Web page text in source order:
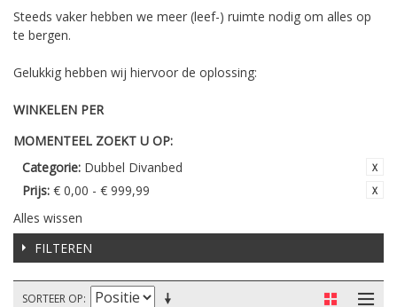
Steeds vaker hebben we meer (leef-) ruimte nodig om alles op
te bergen.
Gelukkig hebben wij hiervoor de oplossing:
WINKELEN PER
MOMENTEEL ZOEKT U OP:
Categorie: Dubbel Divanbed
Prijs: € 0,00 - € 999,99
Alles wissen
FILTEREN
SORTEER OP